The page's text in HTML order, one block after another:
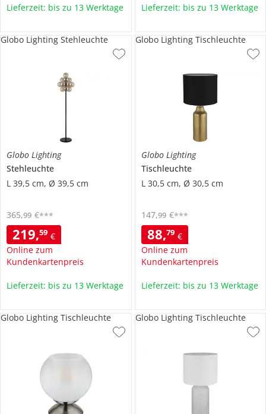
Lieferzeit: bis zu 13 Werktage Lieferzeit: bis zu 13 Werktage
Globo Lighting
Stehleuchte
L 39,5 cm, Ø 39,5 cm
219,59 €
Online zum
Kundenkartenpreis
365,99 €***
Globo Lighting Stehleuchte
Lieferzeit: bis zu 13 Werktage
Globo Lighting
Tischleuchte
L 30,5 cm, Ø 30,5 cm
88,79 €
Online zum
Kundenkartenpreis
147,99 €***
Globo Lighting Tischleuchte
Lieferzeit: bis zu 13 Werktage
Globo Lighting Tischleuchte Globo Lighting Tischleuchte